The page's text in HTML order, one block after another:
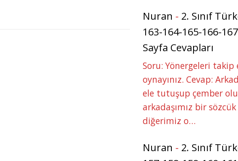
Nuran - 2. Sınıf
163-164-165-166-
Sayfa Cevapları
Soru: Yönergeleri takip
oynayınız. Cevap:
ele tutuşup çember
arkadaşımız bir
diğerimiz o…
Nuran - 2. Sınıf